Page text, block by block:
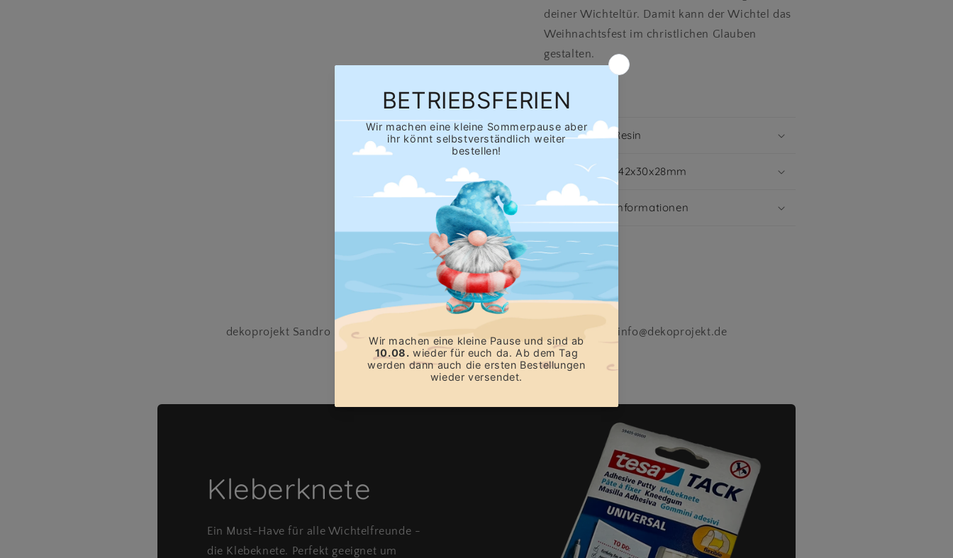
deiner Wichteltür. Damit kann der Wichtel das
Weihnachtsfest im christlichen Glauben
gestalten.
Share
Material: Resin
Maße: ca. 42x30x28mm
Wichtige Informationen
Hersteller gem. GPSR
dekoprojekt Sandro Scheuerer e.K, Georg-Stöckel-Str. 12, 92637 Weiden, info@dekoprojekt.de
Kleberknete
Ein Must-Have für alle Wichtelfreunde -
die Klebeknete. Perfekt geeignet um